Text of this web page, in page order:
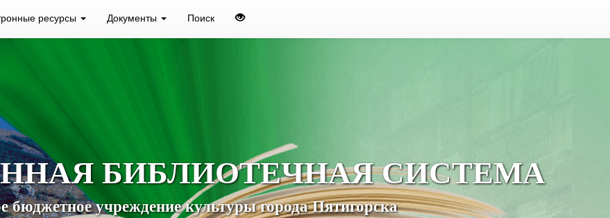
ресурсы Документы Поиск
БИБЛИОТЕЧНАЯ СИСТЕМА
учреждение культуры города Пятигорска